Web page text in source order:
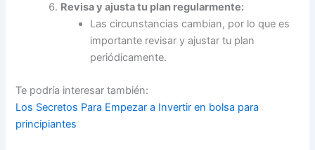
Revisa y ajusta tu plan regularmente:
Las circunstancias cambian, por lo que es
importante revisar y ajustar tu plan
periódicamente.
Te podría interesar también:
Los Secretos Para Empezar a Invertir en bolsa para
principiantes